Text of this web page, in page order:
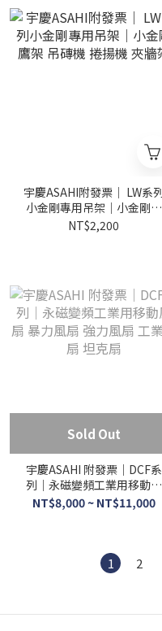
宇慶ASAHI附發票｜ LW系列
小金剛專用吊架｜小金剛鷹
架 吊磚機 捲揚機 夾牆架
NT$2,200
Sold Out
宇慶ASAHI 附發票｜DCF系
列｜永磁變頻工業用移動風
扇 暴力風扇 強力風扇 工業風
NT$8,000 ~ NT$11,000
1 2